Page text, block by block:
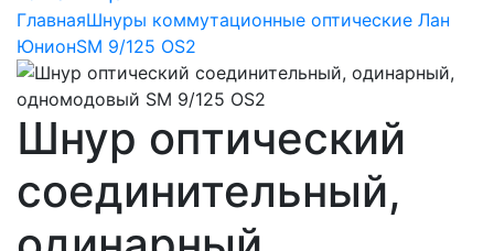
ГлавнаяШнуры коммутационные оптические Лан
ЮнионSM 9/125 OS2
Шнур оптический
соединительный,